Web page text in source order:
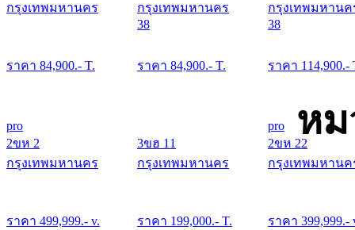
กรุงเทพมหานคร
ราคา 84,900.- T.
กรุงเทพมหานคร
38
ราคา 84,900.- T.
กรุงเทพมหานค
38
ราคา 114,900.-
หม
pro
2ขห 2
กรุงเทพมหานคร
ราคา 499,999.- v.
3ขฮ 11
กรุงเทพมหานคร
ราคา 199,000.- T.
pro
2ขห 22
กรุงเทพมหานค
ราคา 399,999.-